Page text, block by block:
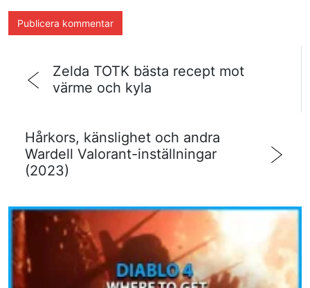
Zelda TOTK bästa recept mot
värme och kyla
Hårkors, känslighet och andra
Wardell Valorant-inställningar
(2023)